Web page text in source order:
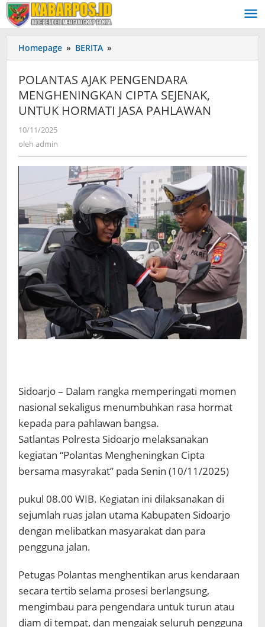
Lewati
ke
konten
Homepage » BERITA »
AJAK
MENGHENINGKAN
CIPTA
SEJENAK,
PAHLAWAN
POLANTAS AJAK PENGENDARA
MENGHENINGKAN CIPTA SEJENAK,
UNTUK HORMATI JASA PAHLAWAN
10/11/2025
oleh admin
Sidoarjo – Dalam rangka memperingati momen
nasional sekaligus menumbuhkan rasa hormat
kepada para pahlawan bangsa.
Satlantas Polresta Sidoarjo melaksanakan
kegiatan “Polantas Mengheningkan Cipta
bersama masyrakat” pada Senin (10/11/2025)
pukul 08.00 WIB. Kegiatan ini dilaksanakan di
sejumlah ruas jalan utama Kabupaten Sidoarjo
dengan melibatkan masyarakat dan para
pengguna jalan.
Petugas Polantas menghentikan arus kendaraan
secara tertib selama prosesi berlangsung,
mengimbau para pengendara untuk turun atau
diam di tempat, dan mengajak seluruh pengguna